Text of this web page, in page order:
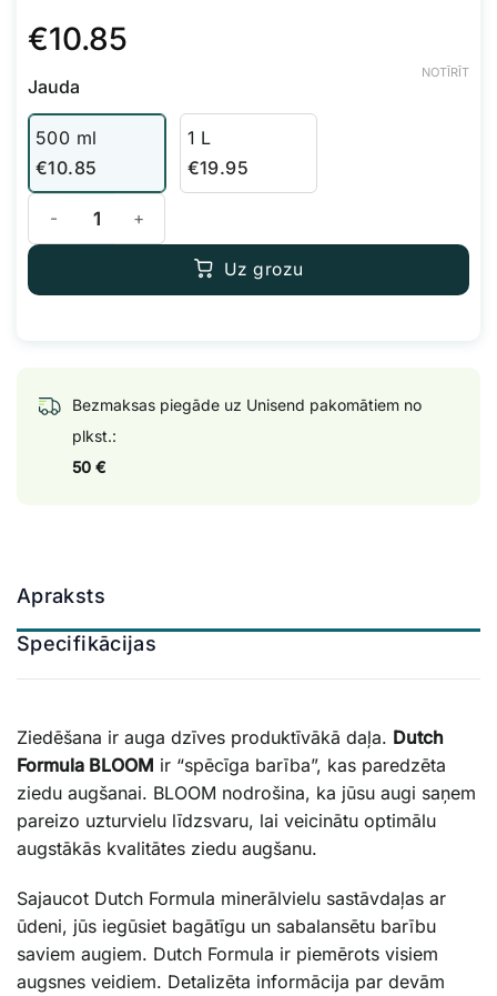
€10.85
Jauda
500 ml
€10.85
1 L
€19.95
NOTĪRĪT
Advanced Hydroponics Dutch Formula - Bloom daudzums
Uz grozu
Bezmaksas piegāde uz Unisend pakomātiem no
plkst.:
50 €
Apraksts
Specifikācijas
Ziedēšana ir auga dzīves produktīvākā daļa. Dutch
Formula BLOOM ir “spēcīga barība”, kas paredzēta
ziedu augšanai. BLOOM nodrošina, ka jūsu augi saņem
pareizo uzturvielu līdzsvaru, lai veicinātu optimālu
augstākās kvalitātes ziedu augšanu.
Sajaucot Dutch Formula minerālvielu sastāvdaļas ar
ūdeni, jūs iegūsiet bagātīgu un sabalansētu barību
saviem augiem. Dutch Formula ir piemērots visiem
augsnes veidiem. Detalizēta informācija par devām